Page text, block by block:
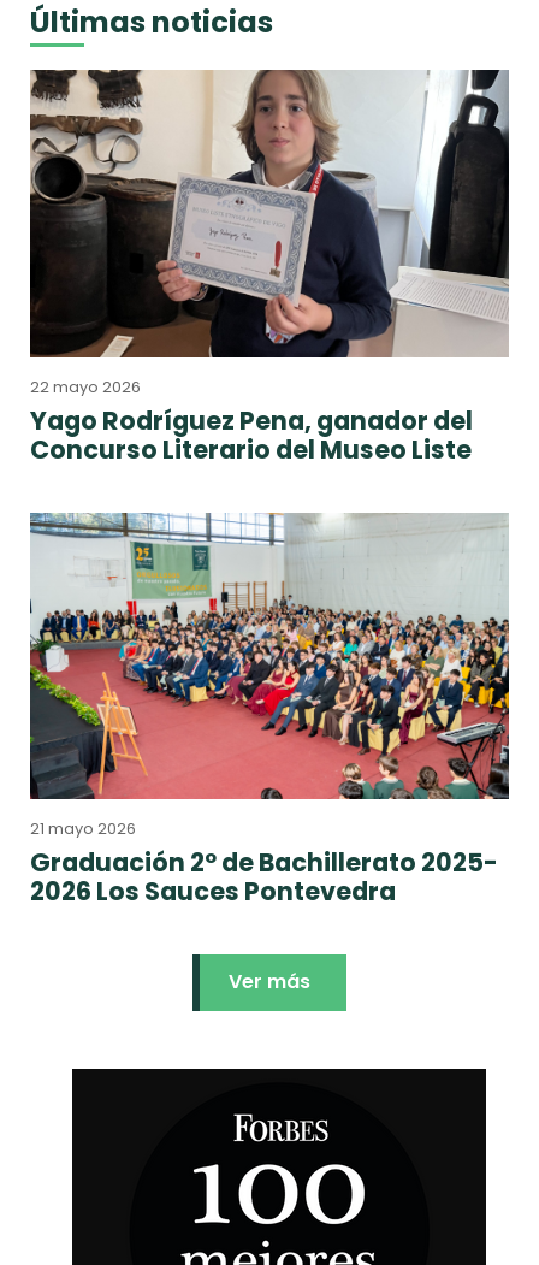
Últimas noticias
22 mayo 2026
Yago Rodríguez Pena, ganador del
Concurso Literario del Museo Liste
21 mayo 2026
Graduación 2º de Bachillerato 2025-
2026 Los Sauces Pontevedra
Ver más